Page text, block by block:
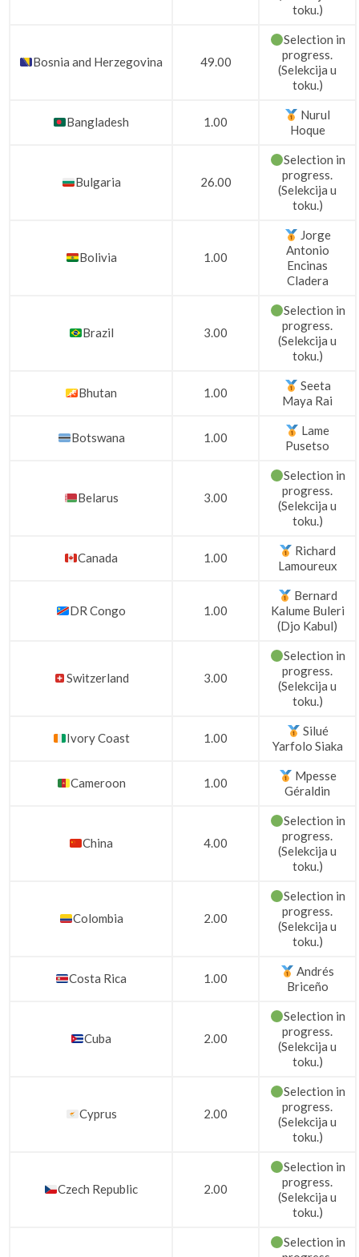
toku.)
Bosnia and Herzegovina 49.00
Selection in
progress.
(Selekcija u
toku.)
Bangladesh 1.00
Nurul
Hoque
Bulgaria 26.00
Selection in
progress.
(Selekcija u
toku.)
Bolivia 1.00
Jorge
Antonio
Encinas
Cladera
Brazil 3.00
Selection in
progress.
(Selekcija u
toku.)
Bhutan 1.00
Seeta
Maya Rai
Botswana 1.00
Lame
Pusetso
Belarus 3.00
Selection in
progress.
(Selekcija u
toku.)
Canada 1.00
Richard
Lamoureux
DR Congo 1.00
Bernard
Kalume Buleri
(Djo Kabul)
Switzerland 3.00
Selection in
progress.
(Selekcija u
toku.)
Ivory Coast 1.00
Silué
Yarfolo Siaka
Cameroon 1.00
Mpesse
Géraldin
China 4.00
Selection in
progress.
(Selekcija u
toku.)
Colombia 2.00
Selection in
progress.
(Selekcija u
toku.)
Costa Rica 1.00
Andrés
Briceño
Cuba 2.00
Selection in
progress.
(Selekcija u
toku.)
Cyprus 2.00
Selection in
progress.
(Selekcija u
toku.)
Czech Republic 2.00
Selection in
progress.
(Selekcija u
toku.)
Selection in